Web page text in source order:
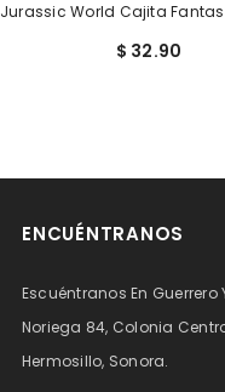
Jurassic World Cajita
$ 32.90
ENCUÉNTRANOS
Escuéntranos En Guerrero
Noriega 84, Colonia
Hermosillo, Sonora.